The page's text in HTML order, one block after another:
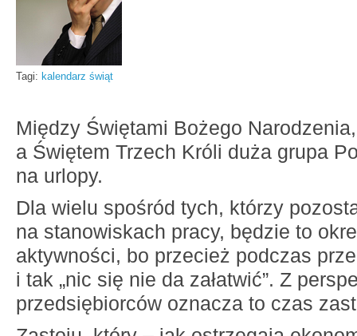
Tagi: kalendarz świąt
Między Świętami Bożego
a Świętem Trzech Króli duża grupa
na urlopy.
Dla wielu spośród tych, którzy
na stanowiskach pracy, będzie to
aktywności, bo przecież podczas
i tak „nic się nie da załatwić”. Z
przedsiębiorców oznacza to czas